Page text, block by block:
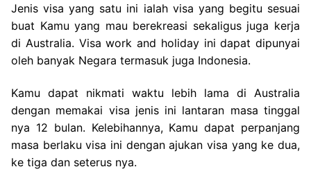
Jenis visa yang satu ini ialah visa yang begitu sesuai
buat Kamu yang mau berekreasi sekaligus juga kerja
di Australia. Visa work and holiday ini dapat dipunyai
oleh banyak Negara termasuk juga Indonesia.
Kamu dapat nikmati waktu lebih lama di Australia
dengan memakai visa jenis ini lantaran masa tinggal
nya 12 bulan. Kelebihannya, Kamu dapat perpanjang
masa berlaku visa ini dengan ajukan visa yang ke dua,
ke tiga dan seterus nya.